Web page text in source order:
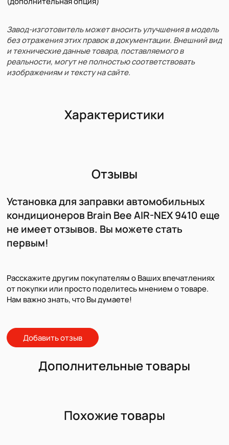
Завод-изготовитель может вносить улучшения в модель
без отражения этих правок в документации. Внешний вид
и технические данные товара, поставляемого в
реальности, могут не полностью соответствовать
изображениям и тексту на сайте.
Характеристики
Отзывы
Установка для заправки автомобильных
кондиционеров Brain Bee AIR-NEX 9410 еще
не имеет отзывов. Вы можете стать
первым!
Расскажите другим покупателям о Ваших впечатлениях
от покупки или просто поделитесь мнением о товаре.
Нам важно знать, что Вы думаете!
Добавить отзыв
Дополнительные товары
Похожие товары